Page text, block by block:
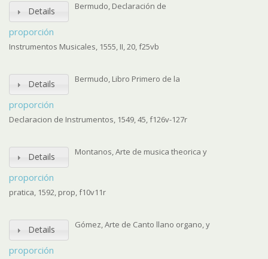
Details
proporción
Bermudo, Declaración de
Instrumentos Musicales, 1555, II, 20, f25vb
Details
proporción
Bermudo, Libro Primero de la
Declaracion de Instrumentos, 1549, 45, f126v-127r
Details
proporción
Montanos, Arte de musica theorica y
pratica, 1592, prop, f10v11r
Details
proporción
Gómez, Arte de Canto llano organo, y